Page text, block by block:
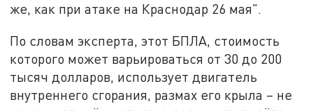
же, как при атаке на Краснодар 26 мая".
По словам эксперта, этот БПЛА, стоимость
которого может варьироваться от 30 до 200
тысяч долларов, использует двигатель
внутреннего сгорания, размах его крыла – не